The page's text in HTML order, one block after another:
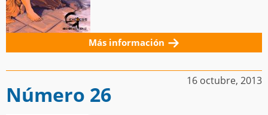
Más información
Número 26
16 octubre, 2013